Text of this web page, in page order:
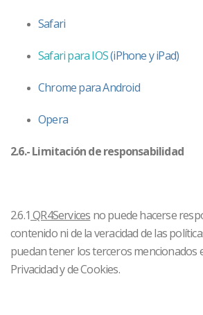
Safari
Safari para IOS(iPhone y iPad)
Chrome para Android
Opera
2.6.- Limitación de responsabilidad
2.6.1 QR4Services no puede hacerse
contenido ni de la veracidad de las
puedan tener los terceros mencionados
Privacidad y de Cookies.